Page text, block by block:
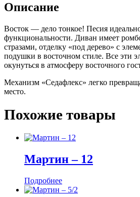
Описание
Восток — дело тонкое! Песия
функциональности. Диван имеет
стразами, отделку «под дерево» с
подушки в восточном стиле. Все эти
окунуться в атмосферу восточного
Механизм «Седафлекс» легко
место.
Похожие товары
Мартин ‒ 12
Подробнее